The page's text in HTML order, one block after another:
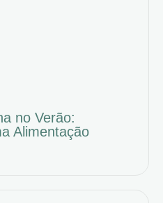
no Verão:
Alimentação